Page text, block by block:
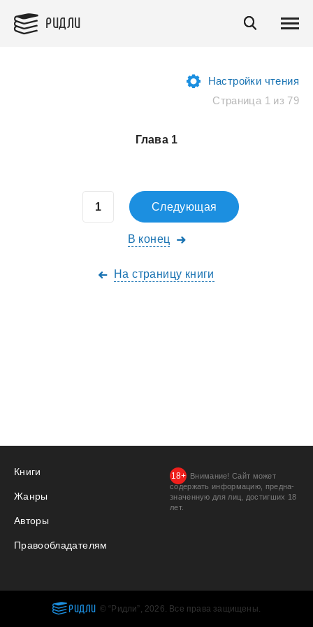
РИДЛИ
Настройки чтения
Страница 1 из 79
Глава 1
Следующая
В конец
На страницу книги
Книги
Жанры
Авторы
Правообладателям
Внимание! Сайт может
содержать информацию, предна­
значенную для лиц, дости­гших 18
лет.
РИДЛИ © “Ридли”, 2026. Все права защищены.